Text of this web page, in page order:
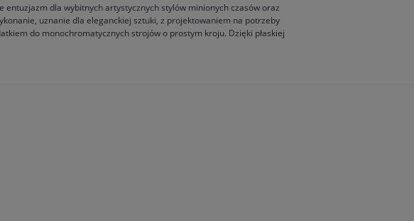
dla wybitnych artystycznych stylów minionych czasów oraz
uznanie dla eleganckiej sztuki, z projektowaniem na potrzeby
do monochromatycznych strojów o prostym kroju. Dzięki płaskiej